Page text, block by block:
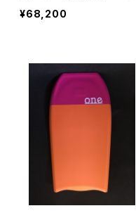
ル スーパーハードフォーム
仕様 長さ１０１センチ
¥68,200